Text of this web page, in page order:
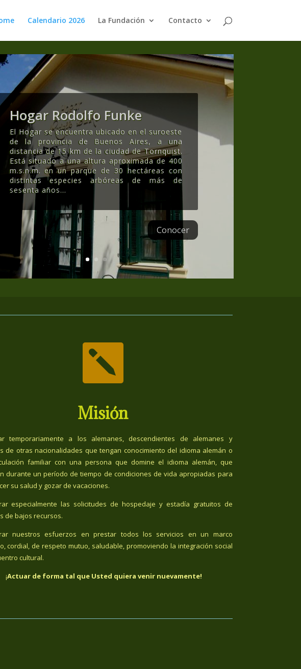
Calendario 2026 La Fundación Contacto
Hogar Rodolfo Funke
El Hogar se encuentra ubicado en el suroeste
de la provincia de Buenos Aires, a una
distancia de 15 km de la ciudad de Tornquist.
Está situado a una altura aproximada de 400
m.s.n.m. en un parque de 30 hectáreas con
distintas especies arbóreas de más de
sesenta años...
Conocer

Misión
temporariamente a los alemanes, descendientes de alemanes y
de otras nacionalidades que tengan conocimiento del idioma alemán o
familiar con una persona que domine el idioma alemán, que
durante un período de tiempo de condiciones de vida apropiadas para
su salud y gozar de vacaciones.
especialmente las solicitudes de hospedaje y estadía gratuitos de
de bajos recursos.
nuestros esfuerzos en prestar todos los servicios en un marco
cordial, de respeto mutuo, saludable, promoviendo la integración social
cultural.
¡Actuar de forma tal que Usted quiera venir nuevamente!